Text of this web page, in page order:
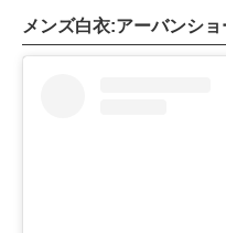
メンズ白衣:アーバンショ